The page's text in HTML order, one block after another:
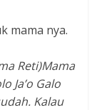
mama nya.
Reti)Mama
Ja’o Galo
Kalau